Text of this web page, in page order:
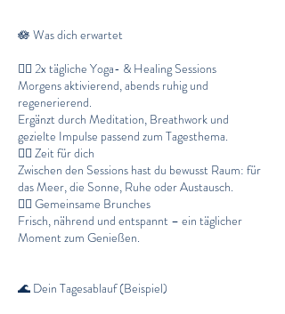
🪷 Was dich erwartet
👉🏼 2x tägliche Yoga- & Healing Sessions
Morgens aktivierend, abends ruhig und
regenerierend.
Ergänzt durch Meditation, Breathwork und
gezielte Impulse passend zum Tagesthema.
👉🏼 Zeit für dich
Zwischen den Sessions hast du bewusst Raum: für
das Meer, die Sonne, Ruhe oder Austausch.
👉🏼 Gemeinsame Brunches
Frisch, nährend und entspannt – ein täglicher
Moment zum Genießen.
🌊 Dein Tagesablauf (Beispiel)